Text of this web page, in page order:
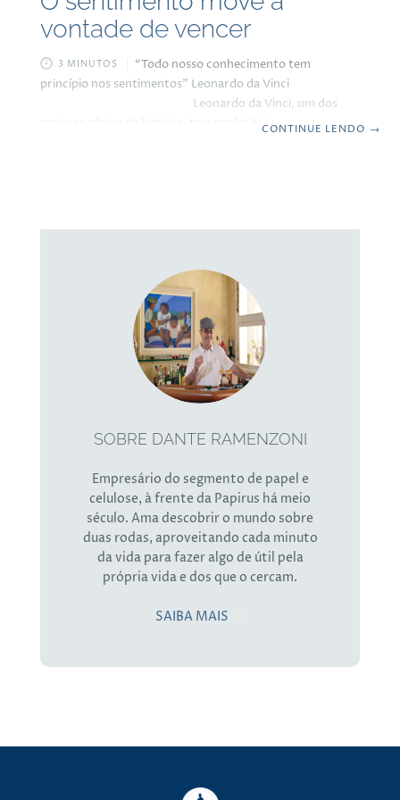
vontade de vencer
3 MINUTOS
“Todo nosso conhecimento tem
princípio nos sentimentos” Leonardo da Vinci
Leonardo da Vinci, um dos
maiores gênios da história, tem razão! Não começamos
CONTINUE LENDO →
SOBRE DANTE RAMENZONI
Empresário do segmento de papel e
celulose, à frente da Papirus há meio
século. Ama descobrir o mundo sobre
duas rodas, aproveitando cada minuto
da vida para fazer algo de útil pela
própria vida e dos que o cercam.
SAIBA MAIS